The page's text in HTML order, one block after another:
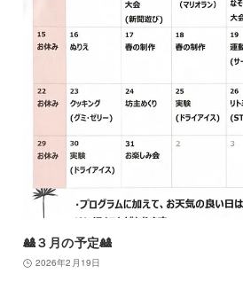
🎎３月の予定🎎
2026年2月19日